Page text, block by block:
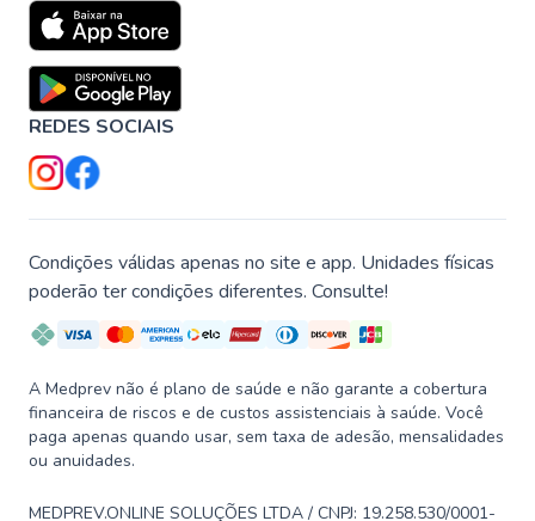
REDES SOCIAIS
Condições válidas apenas no site e app. Unidades físicas
poderão ter condições diferentes. Consulte!
A Medprev não é plano de saúde e não garante a cobertura
financeira de riscos e de custos assistenciais à saúde. Você
paga apenas quando usar, sem taxa de adesão, mensalidades
ou anuidades.
MEDPREV.ONLINE SOLUÇÕES LTDA / CNPJ: 19.258.530/0001-